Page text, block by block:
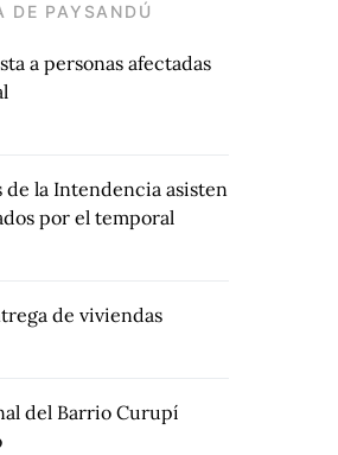
DE PAYSANDÚ
a personas afectadas
de la Intendencia asisten
por el temporal
de viviendas
del Barrio Curupí